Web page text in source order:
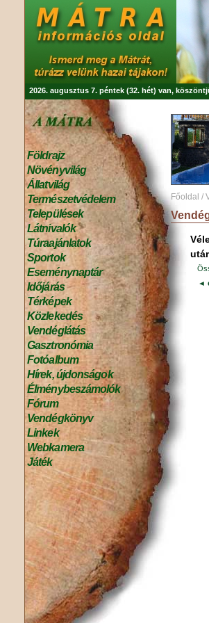
2026. augusztus 7. péntek (32. hét) van,
Földrajz
Növényvilág
Állatvilág
Természetvédelem
Települések
Látnivalók
Túraajánlatok
Sportok
Eseménynaptár
Időjárás
Térképek
Közlekedés
Vendéglátás
Gasztronómia
Fotóalbum
Hírek, újdonságok
Élménybeszámolók
Fórum
Vendégkönyv
Linkek
Webkamera
Játék
Főoldal /
◄